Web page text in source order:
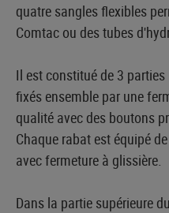
quatre sangles flexibles
Comtac ou des tubes
Il est constitué de 3
fixés ensemble par une
qualité avec des boutons
Chaque rabat est équipé
avec fermeture à glissière.
Dans la partie supérieure